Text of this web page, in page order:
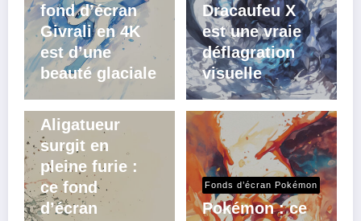
fond d’écran
Givrali en 4K
est d’une
beauté glaciale
Dracaufeu X
est une vraie
déflagration
visuelle
Fonds d’écran Pokémon
Aligatueur
surgit en
pleine furie :
ce fond
d’écran
Fonds d’écran Pokémon
Pokémon : ce